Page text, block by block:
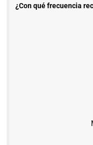
¿Con qué frecuencia